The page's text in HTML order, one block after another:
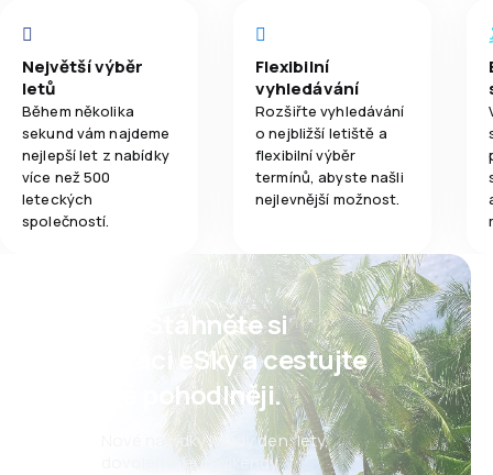
3,0
Přeprava zavazadel 3,0
Jídla 2,0
Největší výběr
letů
Během několika
sekund vám najdeme
nejlepší let z nabídky
více než 500
leteckých
společností.
Flexibilní
vyhledávání
Rozšiřte vyhledávání
o nejbližší letiště a
flexibilní výběr
termínů, abyste našli
nejlevnější možnost.
Psst! Stáhněte si
aplikaci eSky a cestujte
ještě pohodlněji.
Nové nabídky každý den: lety,
dovolené, eurovíkendy